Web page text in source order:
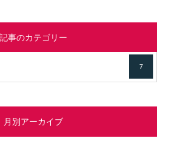
記事のカテゴリー
7
月別アーカイブ